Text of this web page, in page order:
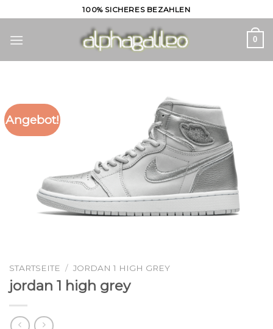
to
content
100% SICHERES BEZAHLEN
0
Angebot!
STARTSEITE / JORDAN 1 HIGH GREY
jordan 1 high grey